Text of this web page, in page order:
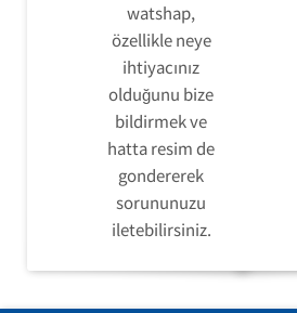
watshap,
özellikle neye
ihtiyacınız
olduğunu bize
bildirmek ve
hatta resim de
gondererek
sorununuzu
iletebilirsiniz.